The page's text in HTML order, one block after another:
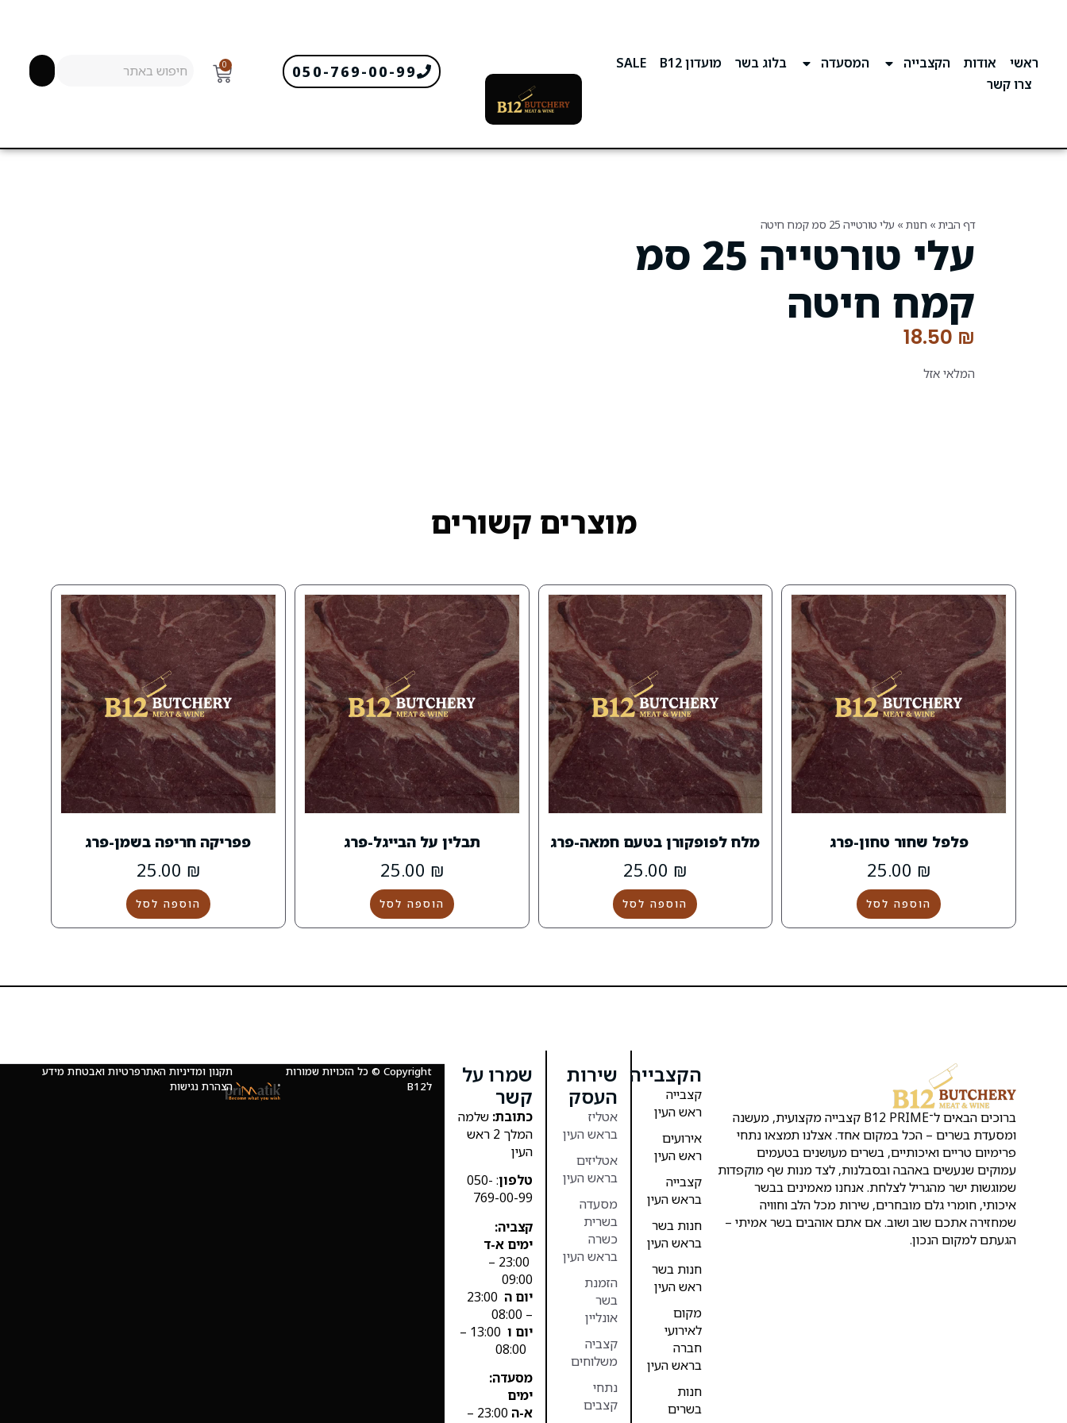
ראשי אודות הקצבייה המסעדה בלוג בשר מועדון B12
SALE
צרו קשר
050-769-00-99
0
דף הבית » חנות» עלי טורטייה 25 סמ קמח חיטה
עלי טורטייה 25 סמ
קמח חיטה
18.50 ₪
המלאי אזל
מוצרים קשורים
פלפל שחור טחון-פרג
25.00 ₪
הוספה לסל
מלח לפופקורן בטעם חמאה-פרג
25.00 ₪
הוספה לסל
תבלין על הבייגל-פרג
25.00 ₪
הוספה לסל
פפריקה חריפה בשמן-פרג
25.00 ₪
הוספה לסל
ברוכים הבאים ל־B12 PRIME קצבייה מקצועית, מעשנה
ומסעדת בשרים – הכל במקום אחד. אצלנו תמצאו נתחי
פרימיום טריים ואיכותיים, בשרים מעושנים בטעמים
עמוקים שנעשים באהבה ובסבלנות, לצד מנות שף מוקפדות
שמוגשות ישר מהגריל לצלחת. אנחנו מאמינים בבשר
איכותי, חומרי גלם מובחרים, שירות מכל הלב וחוויה
שמחזירה אתכם שוב ושוב. אם אתם אוהבים בשר אמיתי –
הגעתם למקום הנכון.
הקצבייה
קצבייה
ראש העין
אירועים
ראש העין
קצבייה
בראש העין
חנות בשר
בראש העין
חנות בשר
ראש העין
מקום
לאירועי
חברה
בראש העין
חנות
בשרים
שירות
העסק
אטליז
בראש העין
אטליזים
בראש העין
מסעדה
בשרית
כשרה
בראש העין
הזמנת
בשר
אונליין
קצביה
משלוחים
נתחי
קצבים
שמרו על
קשר
כתובת: שלמה
המלך 2 ראש
העין
טלפון : 050-
769-00-99
קצביה:
ימים א-ד
23:00 –
09:00
יום ה 23:00
– 08:00
יום ו
13:00 –
מסעדה:
ימים
א-ה
23:00 –
Copyright © כל הזכויות שמורות
לB12
תקנון ומדיניות האתרפרטיות ואבטחת מידע
הצהרת נגישות